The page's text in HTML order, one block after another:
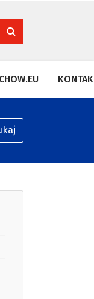
dostępności